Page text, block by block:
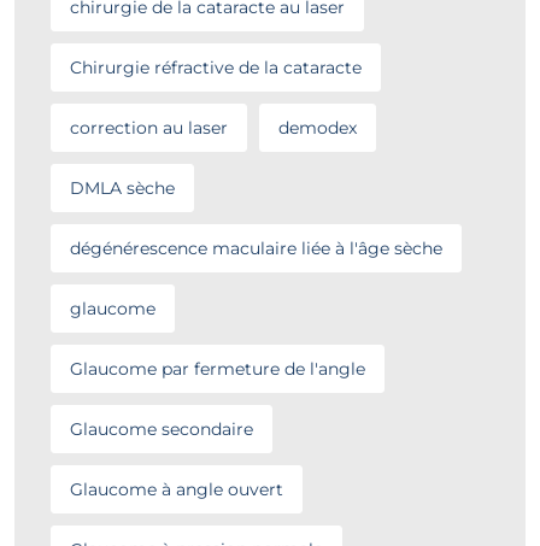
chirurgie de la cataracte au laser
Chirurgie réfractive de la cataracte
correction au laser demodex
DMLA sèche
dégénérescence maculaire liée à l'âge sèche
glaucome
Glaucome par fermeture de l'angle
Glaucome secondaire
Glaucome à angle ouvert